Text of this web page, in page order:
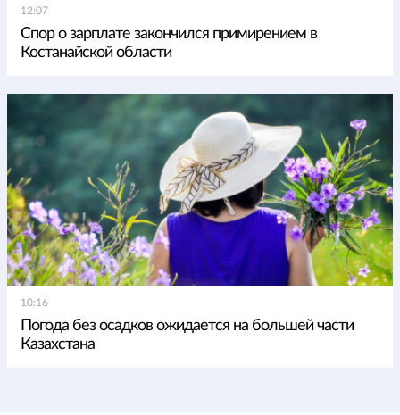
12:07
Спор о зарплате закончился примирением в
Костанайской области
10:16
Погода без осадков ожидается на большей части
Казахстана